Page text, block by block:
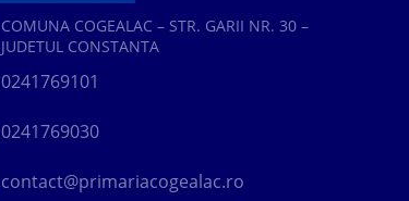
COMUNA COGEALAC – STR. GARII NR. 30 –
JUDETUL CONSTANTA
0241769101
0241769030
contact@primariacogealac.ro